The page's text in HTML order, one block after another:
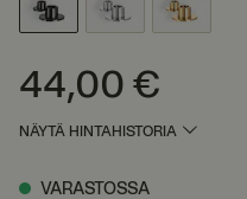
Hinta 44,00 €
44,00 €
NÄYTÄ HINTAHISTORIA
VARASTOSSA